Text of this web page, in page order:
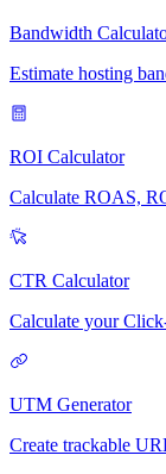
Bandwidth
Estimate hosting
ROI Calculator
Calculate ROAS,
CTR Calculator
Calculate your
UTM Generator
Create trackable